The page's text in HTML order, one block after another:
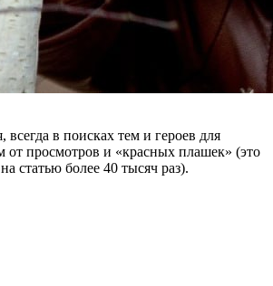
всегда в поисках тем и героев для
от просмотров и «красных плашек» (это
статью более 40 тысяч раз).